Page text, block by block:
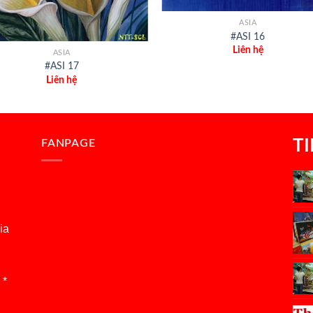
ASIA
#ASI 17
Liên hệ
ASIA
#ASI 16
Liên hệ
*
FANPAGE